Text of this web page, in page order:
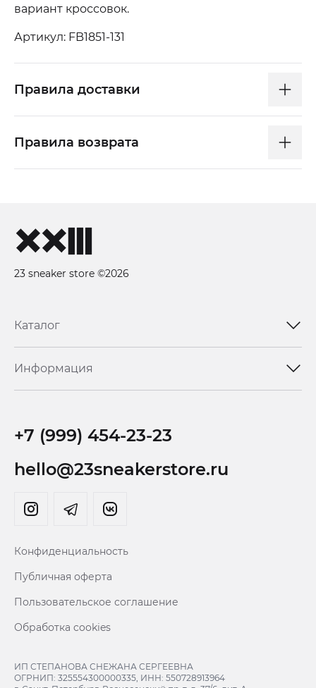
вариант кроссовок.
Артикул: FB1851-131
Правила доставки
Правила возврата
23 sneaker store ©2026
Каталог
Информация
+7 (999) 454-23-23
hello@23sneakerstore.ru
Конфиденциальность
Публичная оферта
Пользовательское соглашение
Обработка cookies
ИП СТЕПАНОВА СНЕЖАНА СЕРГЕЕВНА
ОГРНИП: 325554300000335, ИНН: 550728913964